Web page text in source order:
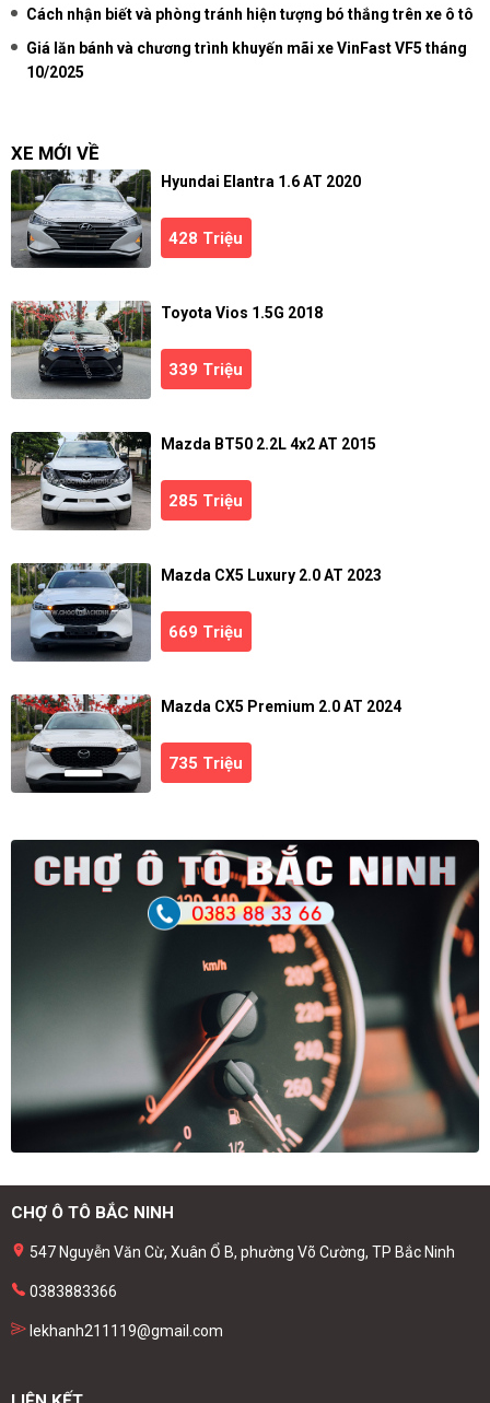
Cách nhận biết và phòng tránh hiện tượng bó thắng trên xe ô tô
Giá lăn bánh và chương trình khuyến mãi xe VinFast VF5 tháng
10/2025
XE MỚI VỀ
Hyundai Elantra 1.6 AT 2020
428 Triệu
Toyota Vios 1.5G 2018
339 Triệu
Mazda BT50 2.2L 4x2 AT 2015
285 Triệu
Mazda CX5 Luxury 2.0 AT 2023
669 Triệu
Mazda CX5 Premium 2.0 AT 2024
735 Triệu
CHỢ Ô TÔ BẮC NINH
547 Nguyễn Văn Cừ, Xuân Ổ B, phường Võ Cường, TP Bắc Ninh
0383883366
lekhanh211119@gmail.com